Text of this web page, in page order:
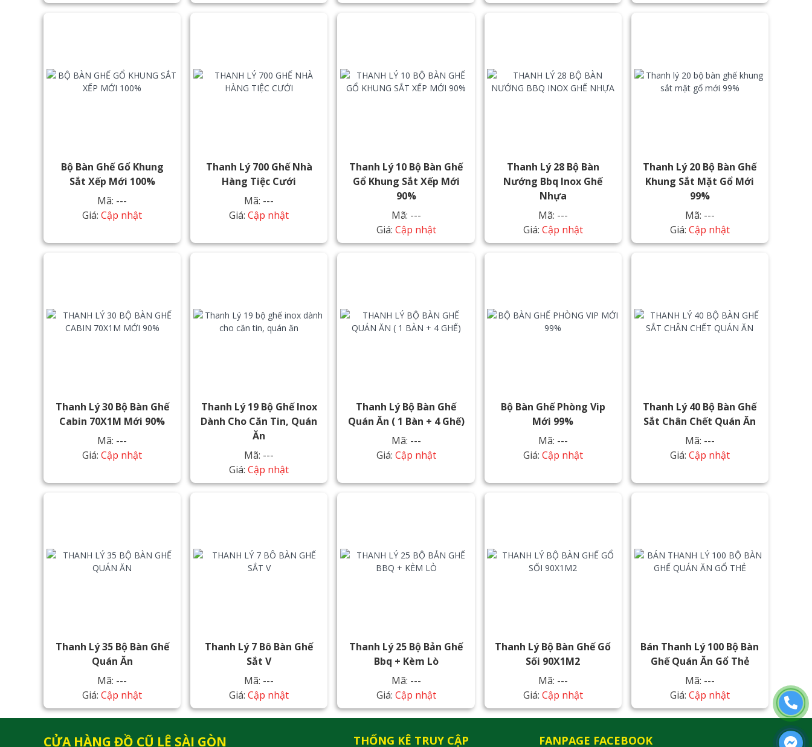
Bộ Bàn Ghế Gổ Khung
Sắt Xếp Mới 100%
Mã: ---
Giá:Cập nhật
Thanh Lý 700 Ghế Nhà
Hàng Tiệc Cưới
Mã: ---
Giá:Cập nhật
Thanh Lý 10 Bộ Bàn Ghế
Gổ Khung Sắt Xếp Mới
90%
Mã: ---
Giá: Cập nhật
Thanh Lý 28 Bộ Bàn
Nướng Bbq Inox Ghế
Nhựa
Mã: ---
Giá: Cập nhật
Thanh Lý 20 Bộ Bàn Ghế
Khung Sắt Mặt Gổ Mới
99%
Mã: ---
Giá: Cập nhật
Thanh Lý 30 Bộ Bàn Ghế
Cabin 70X1M Mới 90%
Mã: ---
Giá:Cập nhật
Thanh Lý 19 Bộ Ghế Inox
Dành Cho Căn Tin, Quán
Ăn
Mã: ---
Giá:Cập nhật
Thanh Lý Bộ Bàn Ghế
Quán Ăn ( 1 Bàn + 4 Ghế)
Mã: ---
Giá: Cập nhật
Bộ Bàn Ghế Phòng Vip
Mới 99%
Mã: ---
Giá: Cập nhật
Thanh Lý 40 Bộ Bàn Ghế
Sắt Chân Chết Quán Ăn
Mã: ---
Giá: Cập nhật
Thanh Lý 35 Bộ Bàn Ghế
Quán Ăn
Mã: ---
Giá:Cập nhật
Thanh Lý 7 Bô Bàn Ghế
Sắt V
Mã: ---
Giá:Cập nhật
Thanh Lý 25 Bộ Bản Ghế
Bbq + Kèm Lò
Mã: ---
Giá: Cập nhật
Thanh Lý Bộ Bàn Ghế Gổ
Sối 90X1M2
Mã: ---
Giá: Cập nhật
Bán Thanh Lý 100 Bộ Bàn
Ghế Quán Ăn Gổ Thẻ
Mã: ---
Giá: Cập nhật
CỬA HÀNG ĐỒ CŨ LỆ SÀI GÒN THỐNG KÊ TRUY CẬP FANPAGE FACEBOOK